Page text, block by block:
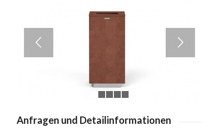
Anfragen und Detailinformationen